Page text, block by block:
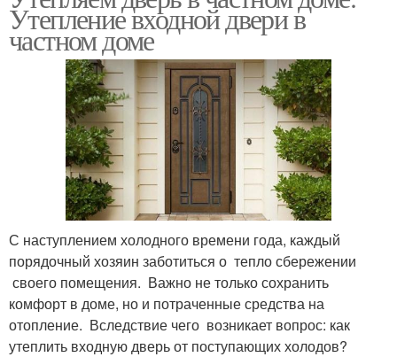
Утепление входной двери в
частном доме
С наступлением холодного времени года, каждый
порядочный хозяин заботиться о тепло сбережении
своего помещения. Важно не только сохранить
комфорт в доме, но и потраченные средства на
отопление. Вследствие чего возникает вопрос: как
утеплить входную дверь от поступающих холодов?